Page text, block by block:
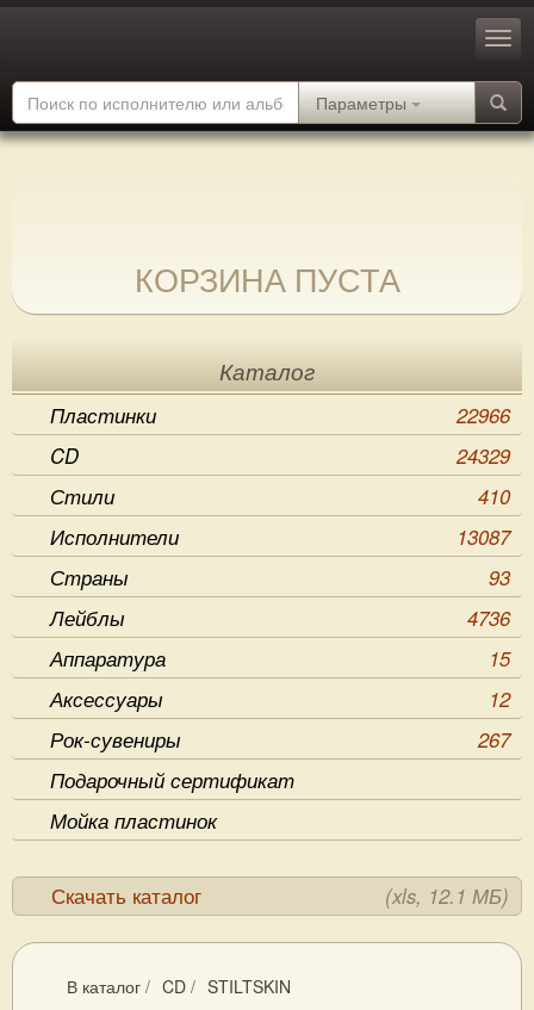
Параметры
КОРЗИНА ПУСТА
Каталог
Пластинки
22966
CD
24329
Стили
410
Исполнители
13087
Страны
93
Лейблы
4736
Аппаратура
15
Аксессуары
12
Рок-сувениры
267
Подарочный сертификат
Мойка пластинок
Скачать каталог (xls, 12.1 МБ)
В каталог / CD / STILTSKIN